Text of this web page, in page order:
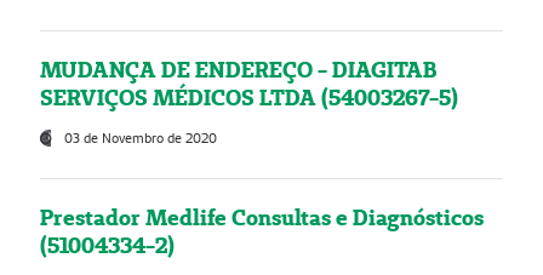
MUDANÇA DE ENDEREÇO - DIAGITAB
SERVIÇOS MÉDICOS LTDA (54003267-5)
03 de Novembro de 2020
Prestador Medlife Consultas e Diagnósticos
(51004334-2)